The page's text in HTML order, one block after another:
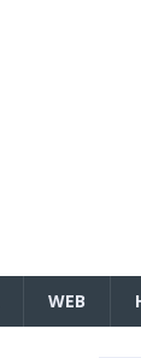
WEB